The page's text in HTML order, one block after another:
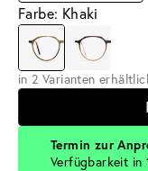
Farbe: Khaki
in 2 Varianten
Termin zur
Verfügbarkeit in